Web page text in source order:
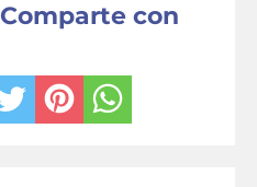
Comparte con